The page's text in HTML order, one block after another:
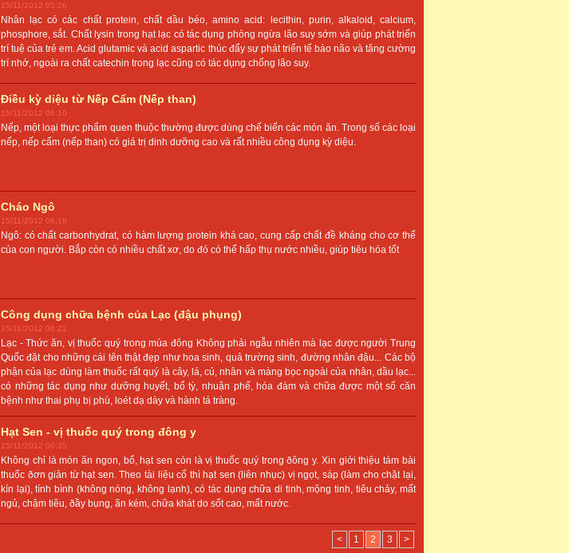
15/11/2012 05:26
Nhân lạc có các chất protein, chất dầu béo, amino acid: lecithin, purin, alkaloid, calcium,
phosphore, sắt. Chất lysin trong hạt lạc có tác dụng phòng ngừa lão suy sớm và giúp phát triển
trí tuệ của trẻ em. Acid glutamic và acid aspartic thúc đẩy sự phát triển tế bào não và tăng cường
trí nhớ, ngoài ra chất catechin trong lạc cũng có tác dụng chống lão suy.
Điều kỳ diệu từ Nếp Cẩm (Nếp than)
15/11/2012 06:10
Nếp, một loại thực phẩm quen thuộc thường được dùng chế biến các món ăn. Trong số các loại
nếp, nếp cẩm (nếp than) có giá trị dinh dưỡng cao và rất nhiều công dụng kỳ diệu.
Cháo Ngô
15/11/2012 06:18
Ngô: có chất carbonhydrat, có hàm lượng protein khá cao, cung cấp chất đề kháng cho cơ thể
của con người. Bắp còn có nhiều chất xơ, do đó có thể hấp thụ nước nhiều, giúp tiêu hóa tốt
Công dụng chữa bệnh của Lạc (đậu phụng)
15/11/2012 06:22
Lạc - Thức ăn, vị thuốc quý trong mùa đông Không phải ngẫu nhiên mà lạc được người Trung
Quốc đặt cho những cái tên thật đẹp như hoa sinh, quả trường sinh, đường nhân đậu... Các bộ
phận của lạc dùng làm thuốc rất quý là cây, lá, củ, nhân và màng bọc ngoài của nhân, dầu lạc...
có những tác dụng như dưỡng huyết, bổ tỳ, nhuận phế, hóa đàm và chữa được một số căn
bệnh như thai phụ bị phù, loét dạ dày và hành tá tràng.
Hạt Sen - vị thuốc quý trong đông y
15/11/2012 06:35
Không chỉ là món ãn ngon, bổ, hạt sen còn là vị thuốc quý trong ðông y. Xin giới thiệu tám bài
thuốc ðơn giản từ hạt sen. Theo tài liệu cổ thì hạt sen (liên nhục) vị ngọt, sáp (làm cho chặt lại,
kín lại), tính bình (không nóng, không lạnh), có tác dụng chữa di tinh, mộng tinh, tiêu chảy, mất
ngủ, chậm tiêu, ðầy bụng, ãn kém, chữa khát do sốt cao, mất nước.
< 1 2 3 >